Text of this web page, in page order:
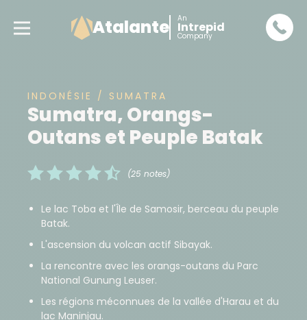
Atalante An
Intrepid
Company
INDONÉSIE / SUMATRA
Sumatra, Orangs-
Outans et Peuple Batak
(25 notes)
Le lac Toba et l'Île de Samosir, berceau du peuple
Batak.
L'ascension du volcan actif Sibayak.
La rencontre avec les orangs-outans du Parc
National Gunung Leuser.
Les régions méconnues de la vallée d'Harau et du
lac Maninjau.